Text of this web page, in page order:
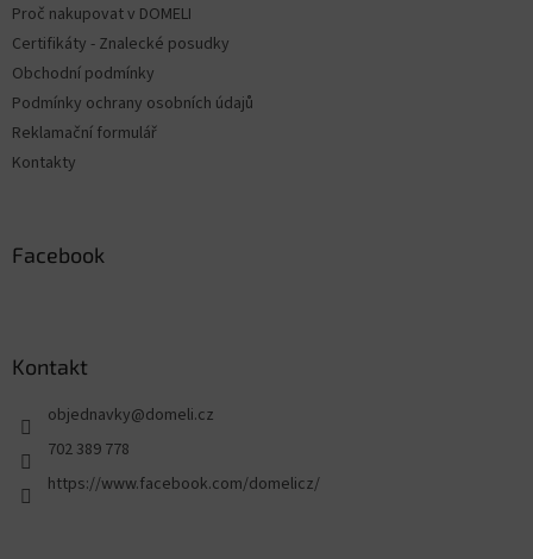
Proč nakupovat v DOMELI
Certifikáty - Znalecké posudky
Obchodní podmínky
Podmínky ochrany osobních údajů
Reklamační formulář
Kontakty
Facebook
Kontakt
objednavky@domeli.cz
702 389 778
https://www.facebook.com/domelicz/